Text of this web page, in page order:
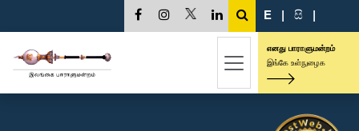
E | සි |
எனது பாராளுமன்றம்
இங்கே உள்நுழைக